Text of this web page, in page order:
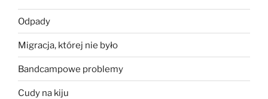
Odpady
Migracja, której nie było
Bandcampowe problemy
Cudy na kiju